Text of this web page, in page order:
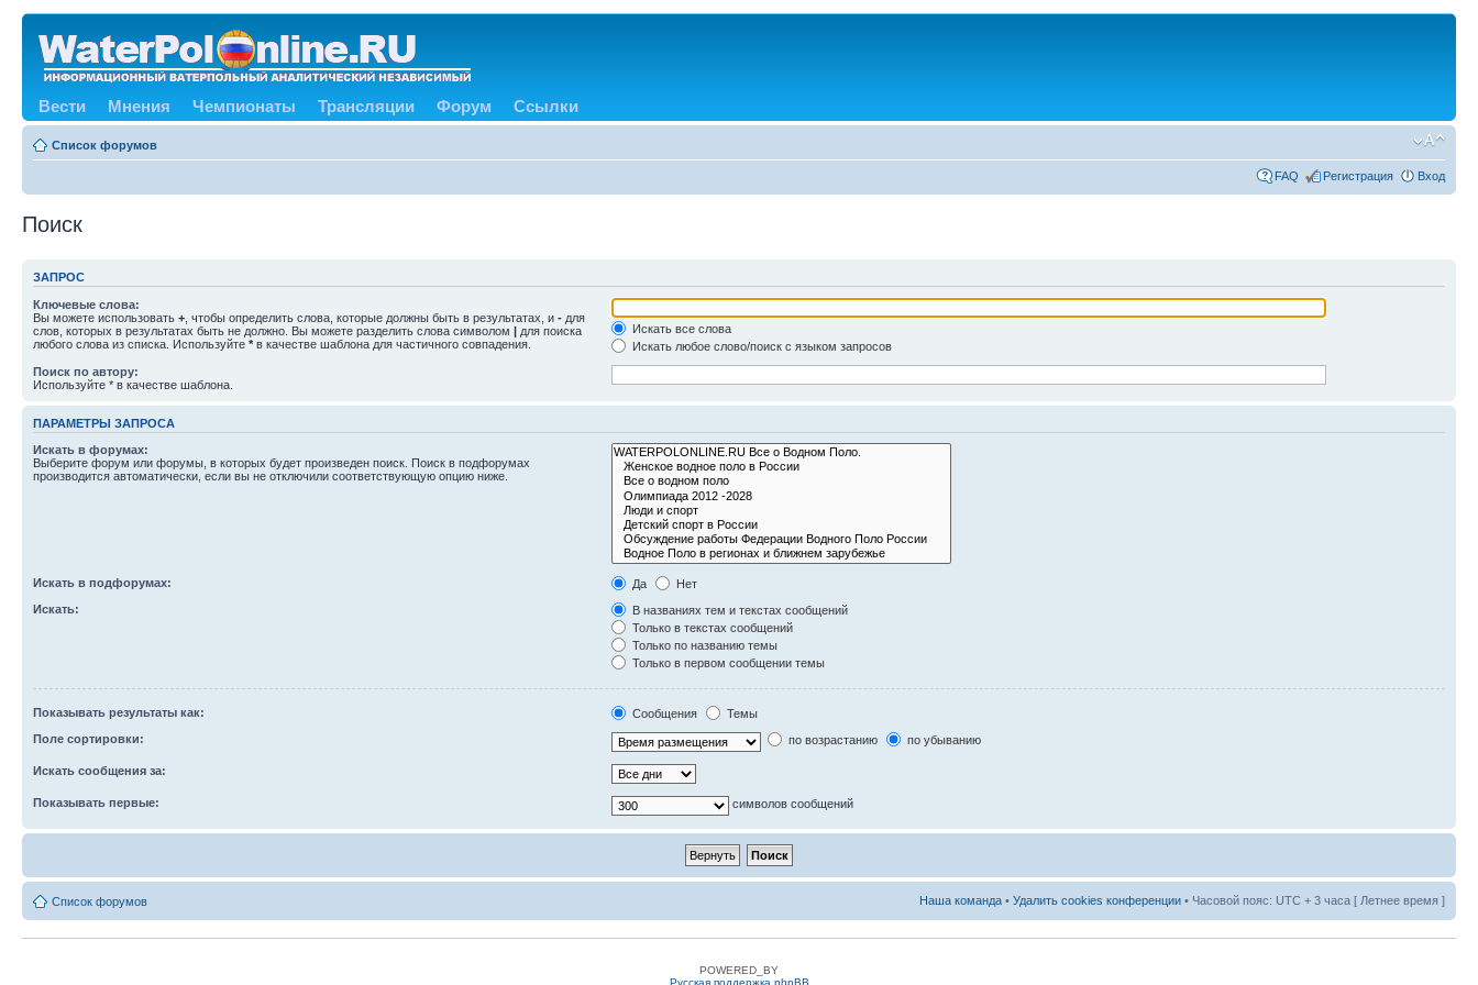
Вести Мнения Чемпионаты Трансляции Форум Ссылки
Список форумов
FAQ Регистрация Вход
Поиск
ЗАПРОС
Ключевые слова:
Вы можете использовать + , чтобы определить слова, которые должны быть в результатах, и - для
слов, которых в результатах быть не должно. Вы можете разделить слова символом | для поиска
любого слова из списка. Используйте * в качестве шаблона для частичного совпадения.
Искать все слова
Искать любое слово/поиск с языком запросов
Поиск по автору:
Используйте * в качестве шаблона.
ПАРАМЕТРЫ ЗАПРОСА
Искать в форумах:
Выберите форум или форумы, в которых будет произведен поиск. Поиск в подфорумах
производится автоматически, если вы не отключили соответствующую опцию ниже.
Искать в подфорумах: Да
Нет
Искать:
В названиях тем и текстах сообщений
Только в текстах сообщений
Только по названию темы
Только в первом сообщении темы
Показывать результаты как: Сообщения
Темы
Поле сортировки:
по возрастанию по убыванию
Искать сообщения за:
Показывать первые: символов сообщений
Список форумов Наша команда • Удалить cookies конференции • Часовой пояс: UTC + 3 часа [ Летнее время ]
POWERED_BY
Русская поддержка phpBB